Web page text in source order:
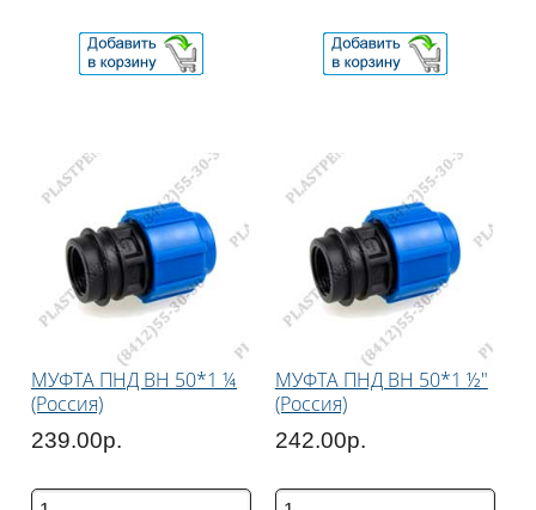
МУФТА ПНД ВН 50*1 ¼
(Россия)
239.00р.
МУФТА ПНД ВН 50*1 ½"
(Россия)
242.00р.